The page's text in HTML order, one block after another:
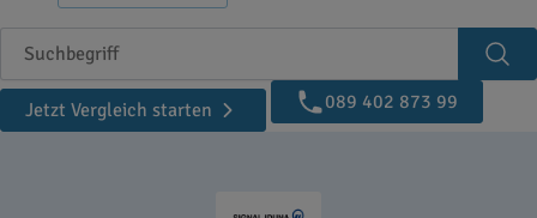
Suchbegriff
Jetzt Vergleich starten
089 402 873 99